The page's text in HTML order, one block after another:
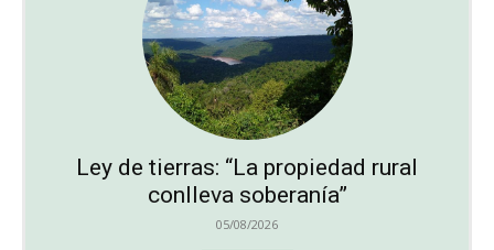
Ley de tierras: “La propiedad rural
conlleva soberanía”
05/08/2026